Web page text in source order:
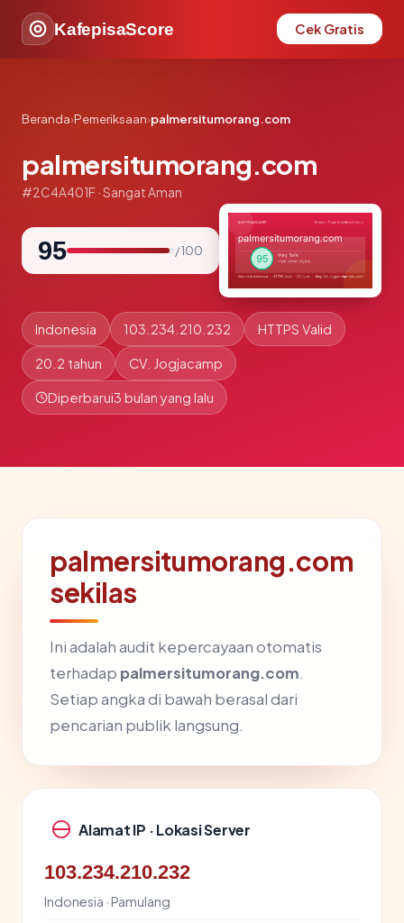
KafepisaScore Cek Gratis
Beranda›Pemeriksaan›palmersitumorang.com
palmersitumorang.com
#2C4A401F · Sangat Aman
95 / 100
Indonesia 103.234.210.232 HTTPS Valid
20.2 tahun CV. Jogjacamp
Diperbarui3 bulan yang lalu
palmersitumorang.com
sekilas
Ini adalah audit kepercayaan otomatis
terhadap palmersitumorang.com.
Setiap angka di bawah berasal dari
pencarian publik langsung.
Alamat IP · Lokasi Server
103.234.210.232
Indonesia · Pamulang